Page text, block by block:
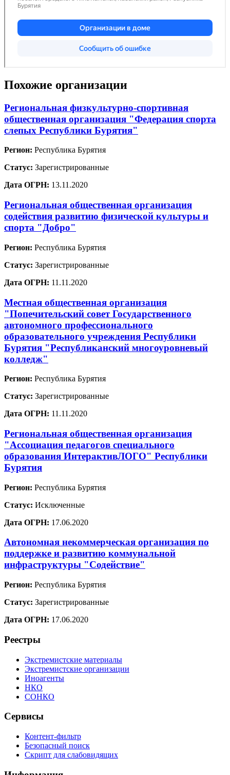
Похожие организации
Региональная физкультурно-спортивная
общественная организация "Федерация спорта
слепых Республики Бурятия"
Регион: Республика Бурятия
Статус: Зарегистрированные
Дата ОГРН: 13.11.2020
Региональная общественная организация
содействия развитию физической культуры и
спорта "Добро"
Регион: Республика Бурятия
Статус: Зарегистрированные
Дата ОГРН: 11.11.2020
Местная общественная организация
"Попечительский совет Государственного
автономного профессионального
образовательного учреждения Республики
Бурятия "Республиканский многоуровневый
колледж"
Регион: Республика Бурятия
Статус: Зарегистрированные
Дата ОГРН: 11.11.2020
Региональная общественная организация
"Ассоциация педагогов специального
образования ИнтерактивЛОГО" Республики
Бурятия
Регион: Республика Бурятия
Статус: Исключенные
Дата ОГРН: 17.06.2020
Автономная некоммерческая организация по
поддержке и развитию коммунальной
инфраструктуры "Содействие"
Регион: Республика Бурятия
Статус: Зарегистрированные
Дата ОГРН: 17.06.2020
Реестры
Экстремистские материалы
Экстремистские организации
Иноагенты
НКО
СОНКО
Сервисы
Контент-фильтр
Безопасный поиск
Скрипт для слабовидящих